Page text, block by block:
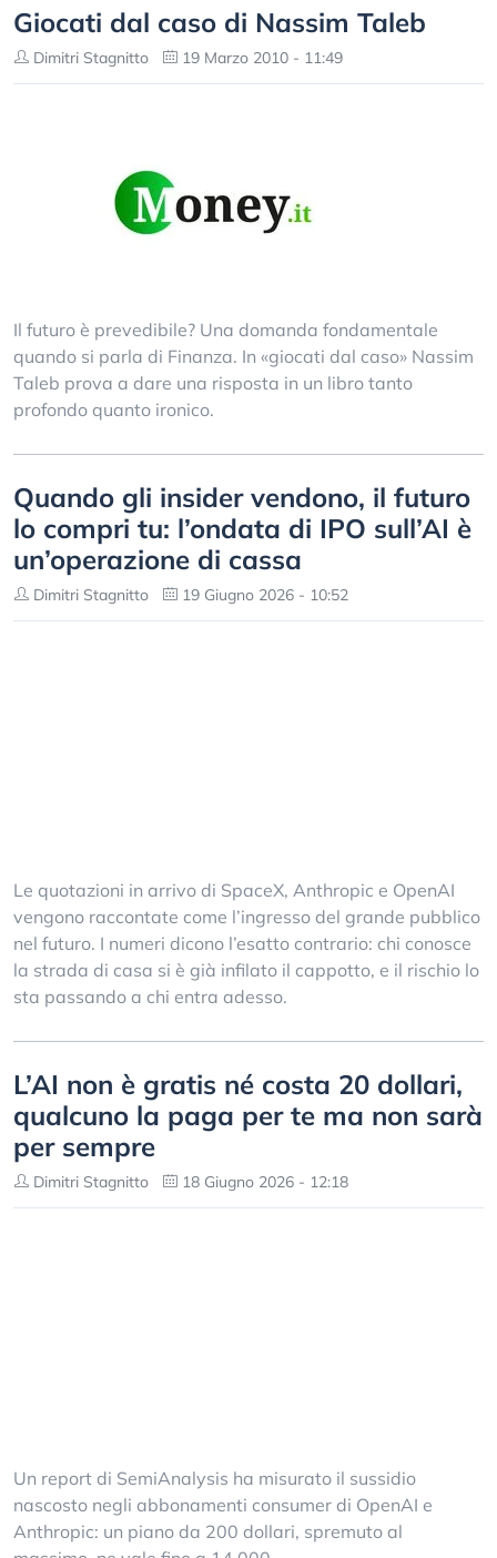
Giocati dal caso di Nassim Taleb
Dimitri Stagnitto 19 Marzo 2010 - 11:49
Il futuro è prevedibile? Una domanda fondamentale
quando si parla di Finanza. In «giocati dal caso» Nassim
Taleb prova a dare una risposta in un libro tanto
profondo quanto ironico.
Quando gli insider vendono, il futuro
lo compri tu: l’ondata di IPO sull’AI è
un’operazione di cassa
Dimitri Stagnitto 19 Giugno 2026 - 10:52
Le quotazioni in arrivo di SpaceX, Anthropic e OpenAI
vengono raccontate come l’ingresso del grande pubblico
nel futuro. I numeri dicono l’esatto contrario: chi conosce
la strada di casa si è già infilato il cappotto, e il rischio lo
sta passando a chi entra adesso.
L’AI non è gratis né costa 20 dollari,
qualcuno la paga per te ma non sarà
per sempre
Dimitri Stagnitto 18 Giugno 2026 - 12:18
Un report di SemiAnalysis ha misurato il sussidio
nascosto negli abbonamenti consumer di OpenAI e
Anthropic: un piano da 200 dollari, spremuto al